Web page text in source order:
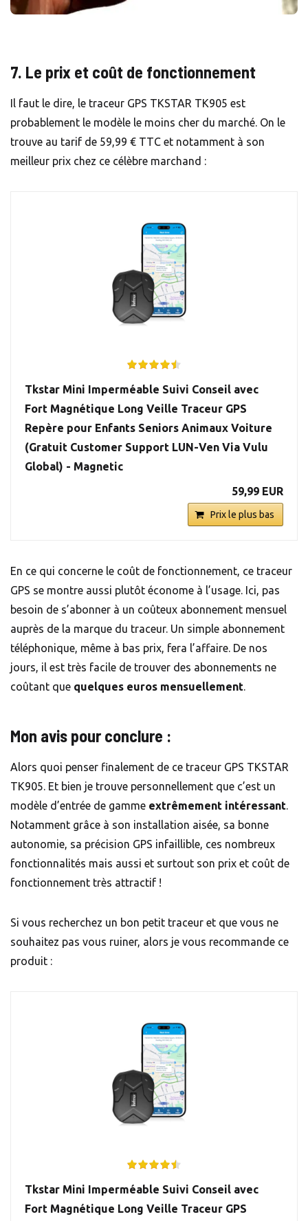
7. Le prix et coût de fonctionnement
Il faut le dire, le traceur GPS TKSTAR TK905 est
probablement le modèle le moins cher du marché. On le
trouve au tarif de 59,99 € TTC et notamment à son
meilleur prix chez ce célèbre marchand :
Tkstar Mini Imperméable Suivi Conseil avec
Fort Magnétique Long Veille Traceur GPS
Repère pour Enfants Seniors Animaux Voiture
(Gratuit Customer Support LUN-Ven Via Vulu
Global) - Magnetic
59,99 EUR
Prix le plus bas
En ce qui concerne le coût de fonctionnement, ce traceur
GPS se montre aussi plutôt économe à l’usage. Ici, pas
besoin de s’abonner à un coûteux abonnement mensuel
auprès de la marque du traceur. Un simple abonnement
téléphonique, même à bas prix, fera l’affaire. De nos
jours, il est très facile de trouver des abonnements ne
coûtant que quelques euros mensuellement.
Mon avis pour conclure :
Alors quoi penser finalement de ce traceur GPS TKSTAR
TK905. Et bien je trouve personnellement que c’est un
modèle d’entrée de gamme extrêmement intéressant.
Notamment grâce à son installation aisée, sa bonne
autonomie, sa précision GPS infaillible, ces nombreux
fonctionnalités mais aussi et surtout son prix et coût de
fonctionnement très attractif !
Si vous recherchez un bon petit traceur et que vous ne
souhaitez pas vous ruiner, alors je vous recommande ce
produit :
Tkstar Mini Imperméable Suivi Conseil avec
Fort Magnétique Long Veille Traceur GPS